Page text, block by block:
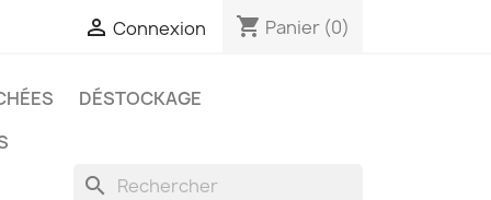
 Connexion shopping_cart Panier (0)
DÉSTOCKAGE
search